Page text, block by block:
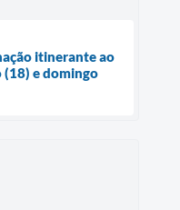
itinerante ao
(18) e domingo